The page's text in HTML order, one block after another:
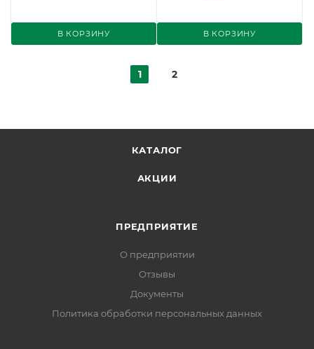
В КОРЗИНУ В КОРЗИНУ
1 2
КАТАЛОГ
АКЦИИ
ПРЕДПРИЯТИЕ
О предприятии
Отзывы
Документы
Политика обработки персональных данных